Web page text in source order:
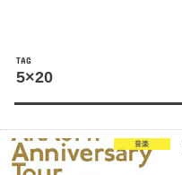
TAG
5×20
音楽